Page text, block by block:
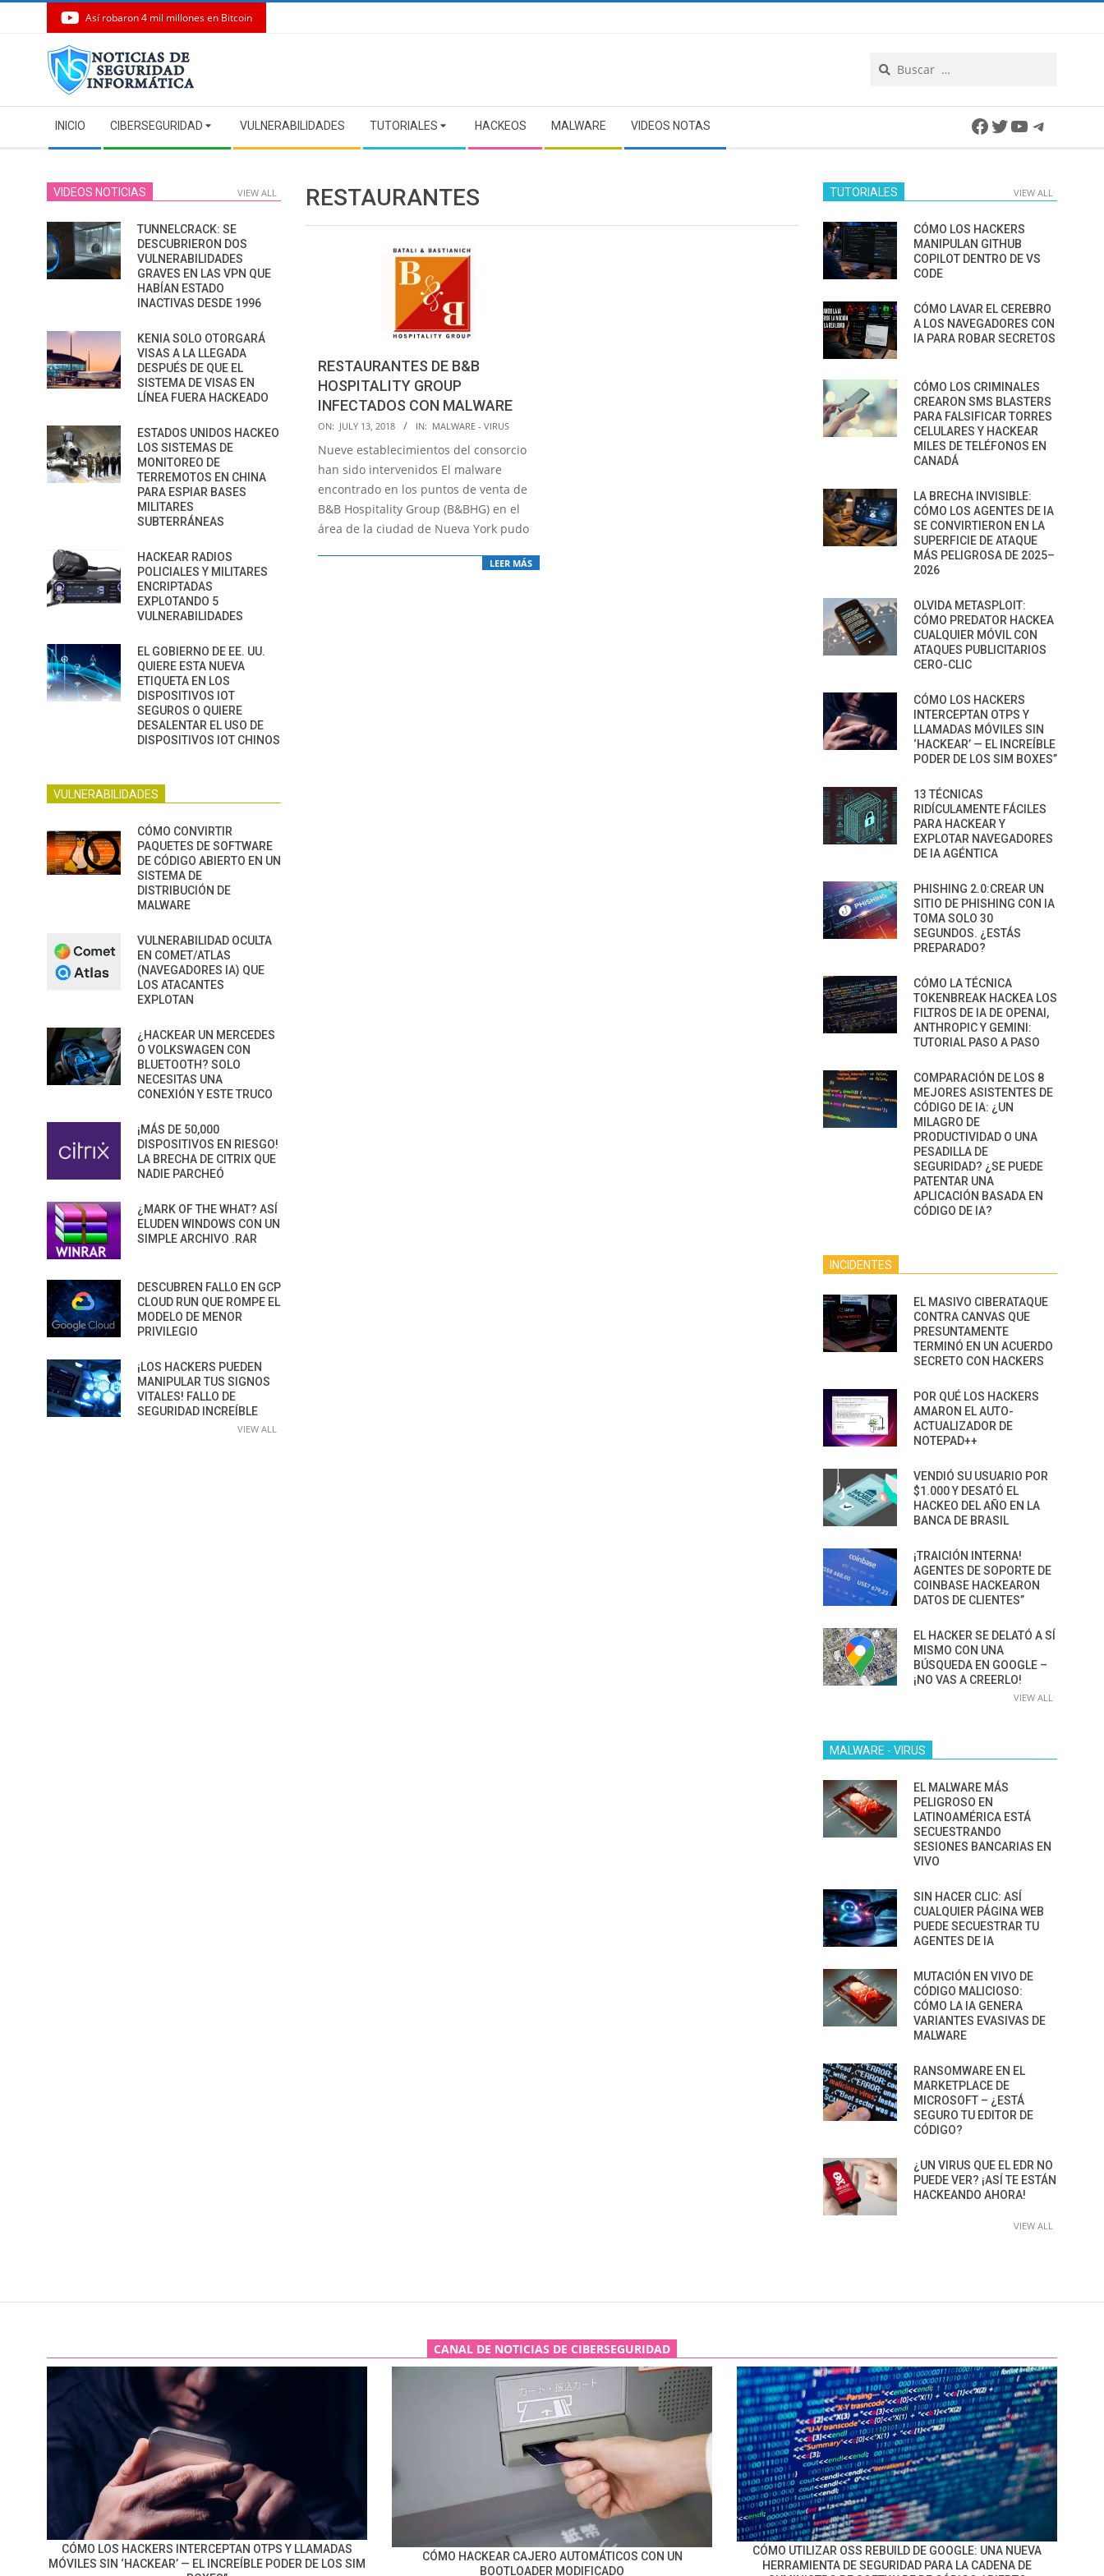
Así robaron 4 mil millones en Bitcoin
Navigation
Menu
INICIO CIBERSEGURIDAD VULNERABILIDADES TUTORIALES HACKEOS MALWARE VIDEOS NOTAS Facebook
Twitter
YouTube
RESTAURANTES
RESTAURANTES DE B&B
HOSPITALITY GROUP
INFECTADOS CON MALWARE
2018-
07-
13
ON: JULY 13, 2018 IN: MALWARE - VIRUS
Nueve establecimientos del consorcio
han sido intervenidos El malware
encontrado en los puntos de venta de
B&B Hospitality Group (B&BHG) en el
área de la ciudad de Nueva York pudo
LEER MÁS
VIDEOS NOTICIAS VIEW ALL
TUNNELCRACK: SE
DESCUBRIERON DOS
VULNERABILIDADES
GRAVES EN LAS VPN QUE
HABÍAN ESTADO
INACTIVAS DESDE 1996
KENIA SOLO OTORGARÁ
VISAS A LA LLEGADA
DESPUÉS DE QUE EL
SISTEMA DE VISAS EN
LÍNEA FUERA HACKEADO
ESTADOS UNIDOS HACKEO
LOS SISTEMAS DE
MONITOREO DE
TERREMOTOS EN CHINA
PARA ESPIAR BASES
MILITARES
SUBTERRÁNEAS
HACKEAR RADIOS
POLICIALES Y MILITARES
ENCRIPTADAS
EXPLOTANDO 5
VULNERABILIDADES
EL GOBIERNO DE EE. UU.
QUIERE ESTA NUEVA
ETIQUETA EN LOS
DISPOSITIVOS IOT
SEGUROS O QUIERE
DESALENTAR EL USO DE
DISPOSITIVOS IOT CHINOS
VULNERABILIDADES
CÓMO CONVIRTIR
PAQUETES DE SOFTWARE
DE CÓDIGO ABIERTO EN UN
SISTEMA DE
DISTRIBUCIÓN DE
MALWARE
VULNERABILIDAD OCULTA
EN COMET/ATLAS
(NAVEGADORES IA) QUE
LOS ATACANTES
EXPLOTAN
¿HACKEAR UN MERCEDES
O VOLKSWAGEN CON
BLUETOOTH? SOLO
NECESITAS UNA
CONEXIÓN Y ESTE TRUCO
¡MÁS DE 50,000
DISPOSITIVOS EN RIESGO!
LA BRECHA DE CITRIX QUE
NADIE PARCHEÓ
¿MARK OF THE WHAT? ASÍ
ELUDEN WINDOWS CON UN
SIMPLE ARCHIVO .RAR
DESCUBREN FALLO EN GCP
CLOUD RUN QUE ROMPE EL
MODELO DE MENOR
PRIVILEGIO
¡LOS HACKERS PUEDEN
MANIPULAR TUS SIGNOS
VITALES! FALLO DE
SEGURIDAD INCREÍBLE
VIEW ALL
TUTORIALES VIEW ALL
CÓMO LOS HACKERS
MANIPULAN GITHUB
COPILOT DENTRO DE VS
CODE
CÓMO LAVAR EL CEREBRO
A LOS NAVEGADORES CON
IA PARA ROBAR SECRETOS
CÓMO LOS CRIMINALES
CREARON SMS BLASTERS
PARA FALSIFICAR TORRES
CELULARES Y HACKEAR
MILES DE TELÉFONOS EN
CANADÁ
LA BRECHA INVISIBLE:
CÓMO LOS AGENTES DE IA
SE CONVIRTIERON EN LA
SUPERFICIE DE ATAQUE
MÁS PELIGROSA DE 2025–
2026
OLVIDA METASPLOIT:
CÓMO PREDATOR HACKEA
CUALQUIER MÓVIL CON
ATAQUES PUBLICITARIOS
CERO-CLIC
CÓMO LOS HACKERS
INTERCEPTAN OTPS Y
LLAMADAS MÓVILES SIN
‘HACKEAR’ — EL INCREÍBLE
PODER DE LOS SIM BOXES”
13 TÉCNICAS
RIDÍCULAMENTE FÁCILES
PARA HACKEAR Y
EXPLOTAR NAVEGADORES
DE IA AGÉNTICA
PHISHING 2.0:CREAR UN
SITIO DE PHISHING CON IA
TOMA SOLO 30
SEGUNDOS. ¿ESTÁS
PREPARADO?
CÓMO LA TÉCNICA
TOKENBREAK HACKEA LOS
FILTROS DE IA DE OPENAI,
ANTHROPIC Y GEMINI:
TUTORIAL PASO A PASO
COMPARACIÓN DE LOS 8
MEJORES ASISTENTES DE
CÓDIGO DE IA: ¿UN
MILAGRO DE
PRODUCTIVIDAD O UNA
PESADILLA DE
SEGURIDAD? ¿SE PUEDE
PATENTAR UNA
APLICACIÓN BASADA EN
CÓDIGO DE IA?
INCIDENTES
EL MASIVO CIBERATAQUE
CONTRA CANVAS QUE
PRESUNTAMENTE
TERMINÓ EN UN ACUERDO
SECRETO CON HACKERS
POR QUÉ LOS HACKERS
AMARON EL AUTO-
ACTUALIZADOR DE
NOTEPAD++
VENDIÓ SU USUARIO POR
$1.000 Y DESATÓ EL
HACKEO DEL AÑO EN LA
BANCA DE BRASIL
¡TRAICIÓN INTERNA!
AGENTES DE SOPORTE DE
COINBASE HACKEARON
DATOS DE CLIENTES”
EL HACKER SE DELATÓ A SÍ
MISMO CON UNA
BÚSQUEDA EN GOOGLE –
¡NO VAS A CREERLO!
VIEW ALL
MALWARE - VIRUS
EL MALWARE MÁS
PELIGROSO EN
LATINOAMÉRICA ESTÁ
SECUESTRANDO
SESIONES BANCARIAS EN
VIVO
SIN HACER CLIC: ASÍ
CUALQUIER PÁGINA WEB
PUEDE SECUESTRAR TU
AGENTES DE IA
MUTACIÓN EN VIVO DE
CÓDIGO MALICIOSO:
CÓMO LA IA GENERA
VARIANTES EVASIVAS DE
MALWARE
RANSOMWARE EN EL
MARKETPLACE DE
MICROSOFT – ¿ESTÁ
SEGURO TU EDITOR DE
CÓDIGO?
¿UN VIRUS QUE EL EDR NO
PUEDE VER? ¡ASÍ TE ESTÁN
HACKEANDO AHORA!
VIEW ALL
CANAL DE NOTICIAS DE CIBERSEGURIDAD
CÓMO LOS HACKERS INTERCEPTAN OTPS Y LLAMADAS
MÓVILES SIN ‘HACKEAR’ — EL INCREÍBLE PODER DE LOS SIM
CÓMO HACKEAR CAJERO AUTOMÁTICOS CON UN
BOOTLOADER MODIFICADO
CÓMO UTILIZAR OSS REBUILD DE GOOGLE: UNA NUEVA
HERRAMIENTA DE SEGURIDAD PARA LA CADENA DE